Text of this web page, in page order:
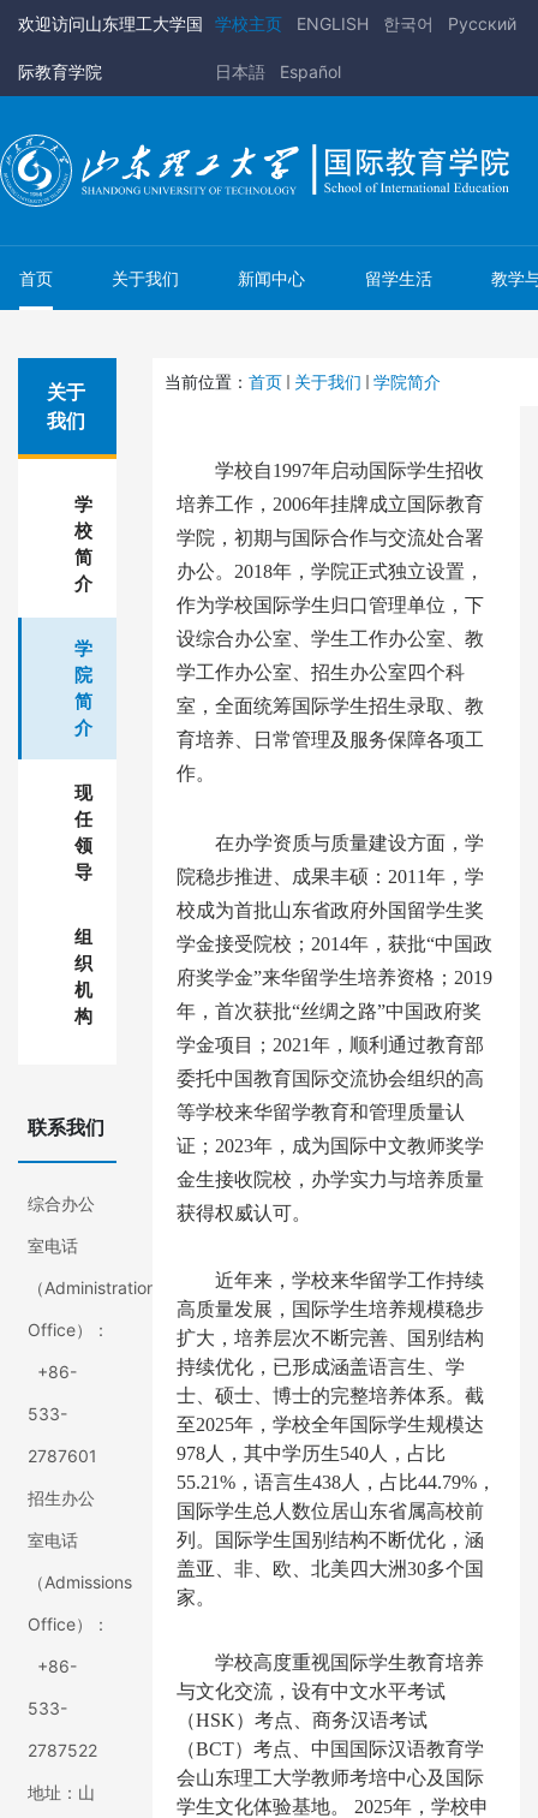
欢迎访问山东理工大学国
际教育学院
学校主页 ENGLISH 한국어 Pусский
日本語 Español
首页 关于我们 新闻中心 留学生活 教学
关于
我们
学
校
简
介
学
院
简
介
现
任
领
导
组
织
机
构
联系我们
综合办公
室电话
（Administration
Office）：
+86-
533-
2787601
招生办公
室电话
（Admissions
Office）：
+86-
533-
2787522
地址：山
当前位置： 首页 关于我们 学院简介
学校自1997年启动国际学生招收
培养工作，2006年挂牌成立国际教育
学院，初期与国际合作与交流处合署
办公。2018年，学院正式独立设置，
作为学校国际学生归口管理单位，下
设综合办公室、学生工作办公室、教
学工作办公室、招生办公室四个科
室，全面统筹国际学生招生录取、教
育培养、日常管理及服务保障各项工
作。
在办学资质与质量建设方面，学
院稳步推进、成果丰硕：2011年，学
校成为首批山东省政府外国留学生奖
学金接受院校；2014年，获批“中国政
府奖学金”来华留学生培养资格；2019
年，首次获批“丝绸之路”中国政府奖
学金项目；2021年，顺利通过教育部
委托中国教育国际交流协会组织的高
等学校来华留学教育和管理质量认
证 ；2023年，成为国际中文教师奖学
金生接收院校，办学实力与培养质量
获得权威认可。
近年来，学校来华留学工作持续
高质量发展，国际学生培养规模稳步
扩大，培养层次不断完善、国别结构
持续优化，已形成涵盖语言生、学
士、硕士、博士的完整培养体系。截
至2025年，学校全年国际学生规模达
978人，其中学历生540人，占比
55.21%，语言生438人，占比44.79%，
国际学生总人数位居山东省属高校前
列。国际学生国别结构不断优化，涵
盖亚、非、欧、北美四大洲30多个国
家。
学校高度重视国际学生教育培养
与文化交流，设有中文水平考试
（HSK）考点、商务汉语考试
（BCT）考点、中国国际汉语教育学
会山东理工大学教师考培中心及国际
学生文化体验基地。 2025年，学校申